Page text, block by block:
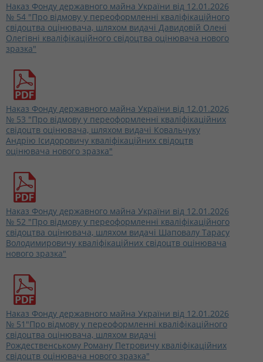
Наказ Фонду державного майна України від 12.01.2026
№ 54 "Про відмову у переоформленні кваліфікаційного
свідоцтва оцінювача, шляхом видачі Давидовій Олені
Олегівні кваліфікаційного свідоцтва оцінювача нового
зразка"
Наказ Фонду державного майна України від 12.01.2026
№ 53 "Про відмову у переоформленні кваліфікаційних
свідоцтв оцінювача, шляхом видачі Ковальчуку
Андрію Ісидоровичу кваліфікаційних свідоцтв
оцінювача нового зразка"
Наказ Фонду державного майна України від 12.01.2026
№ 52 "Про відмову у переоформленні кваліфікаційного
свідоцтва оцінювача, шляхом видачі Шаповалу Тарасу
Володимировичу кваліфікаційних свідоцтв оцінювача
нового зразка"
Наказ Фонду державного майна України від 12.01.2026
№ 51"Про відмову у переоформленні кваліфікаційного
свідоцтва оцінювача, шляхом видачі
Рождественському Роману Петровичу кваліфікаційних
свідоцтв оцінювача нового зразка"